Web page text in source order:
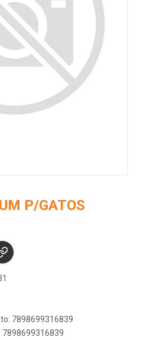
P/GATOS
7898699316839
7898699316839